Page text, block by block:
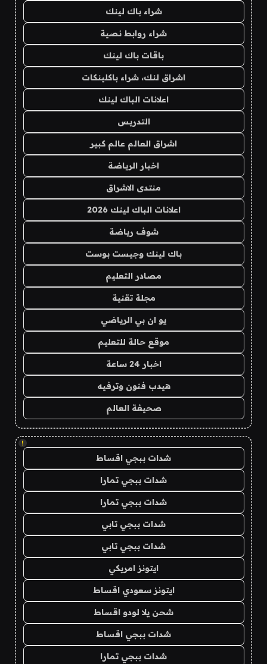
شراء باك لينك
شراء روابط نصية
باقات باك لينك
اشراق لنك، شراء باكلينكات
اعلانات الباك لينك
التدريس
اشراق العالم عالم كبير
اخبار الرياضة
منتدى الاشراق
اعلانات الباك لينك 2026
شوف رياضة
باك لينك وجيست بوست
مصادر التعليم
مجلة تقنية
يو ان بي الرياضي
موقع حالة للتعليم
اخبار 24 ساعة
هيدب فنون وترفيه
صحيفة العالم
!
شدات ببجي اقساط
شدات ببجي تمارا
شدات ببجي تمارا
شدات ببجي تابي
شدات ببجي تابي
ايتونز امريكي
ايتونز سعودي اقساط
شحن يلا لودو اقساط
شدات ببجي اقساط
شدات ببجي تمارا